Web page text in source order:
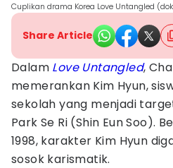
Cuplikan drama Korea Love Untangled
Share Article
Dalam Love Untangled,
memerankan Kim Hyun,
sekolah yang menjadi
Park Se Ri (Shin Eun Soo).
1998, karakter Kim Hyun
sosok karismatik.